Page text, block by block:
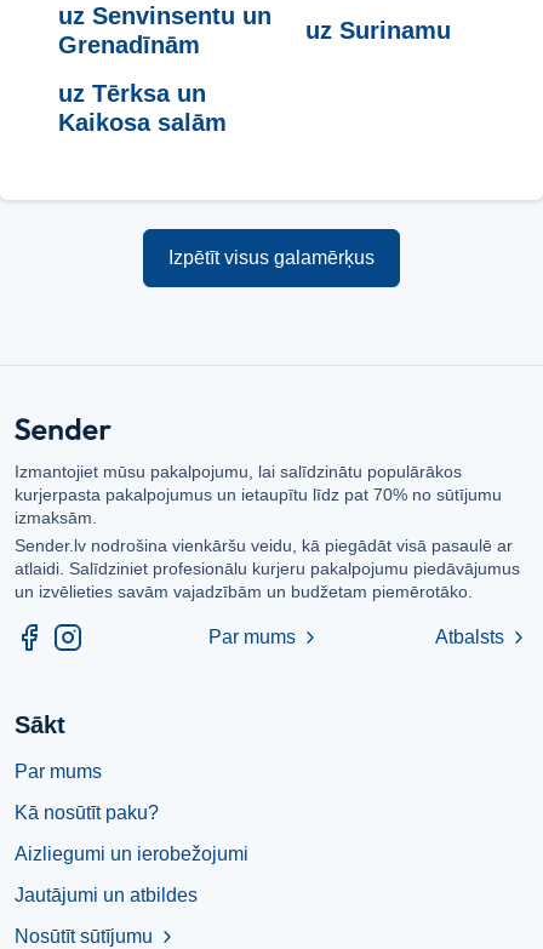
uz Senvinsentu un
Grenadīnām
uz Surinamu
uz Tērksa un
Kaikosa salām
Izpētīt visus galamērķus
Izmantojiet mūsu pakalpojumu, lai salīdzinātu populārākos
kurjerpasta pakalpojumus un ietaupītu līdz pat 70% no sūtījumu
izmaksām.
Sender.lv nodrošina vienkāršu veidu, kā piegādāt visā pasaulē ar
atlaidi. Salīdziniet profesionālu kurjeru pakalpojumu piedāvājumus
un izvēlieties savām vajadzībām un budžetam piemērotāko.
Par mums chevron_right Atbalsts chevron_right
Sākt
Par mums
Kā nosūtīt paku?
Aizliegumi un ierobežojumi
Jautājumi un atbildes
Nosūtīt sūtījumu
chevron_right